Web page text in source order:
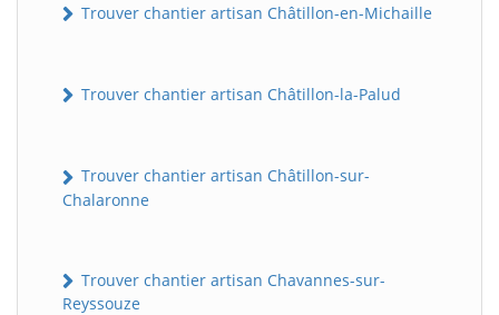
Trouver chantier artisan Châtillon-en-Michaille
Trouver chantier artisan Châtillon-la-Palud
Trouver chantier artisan Châtillon-sur-
Chalaronne
Trouver chantier artisan Chavannes-sur-
Reyssouze